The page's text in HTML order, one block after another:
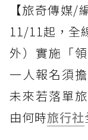
【旅奇傳媒/
11/11起，全
外）實施「
一人報名須
未來若落單
由何時旅行社